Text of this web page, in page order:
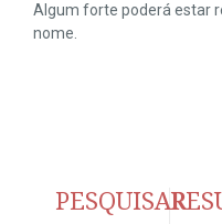
Algum forte poderá estar
nome.
PESQUISAR